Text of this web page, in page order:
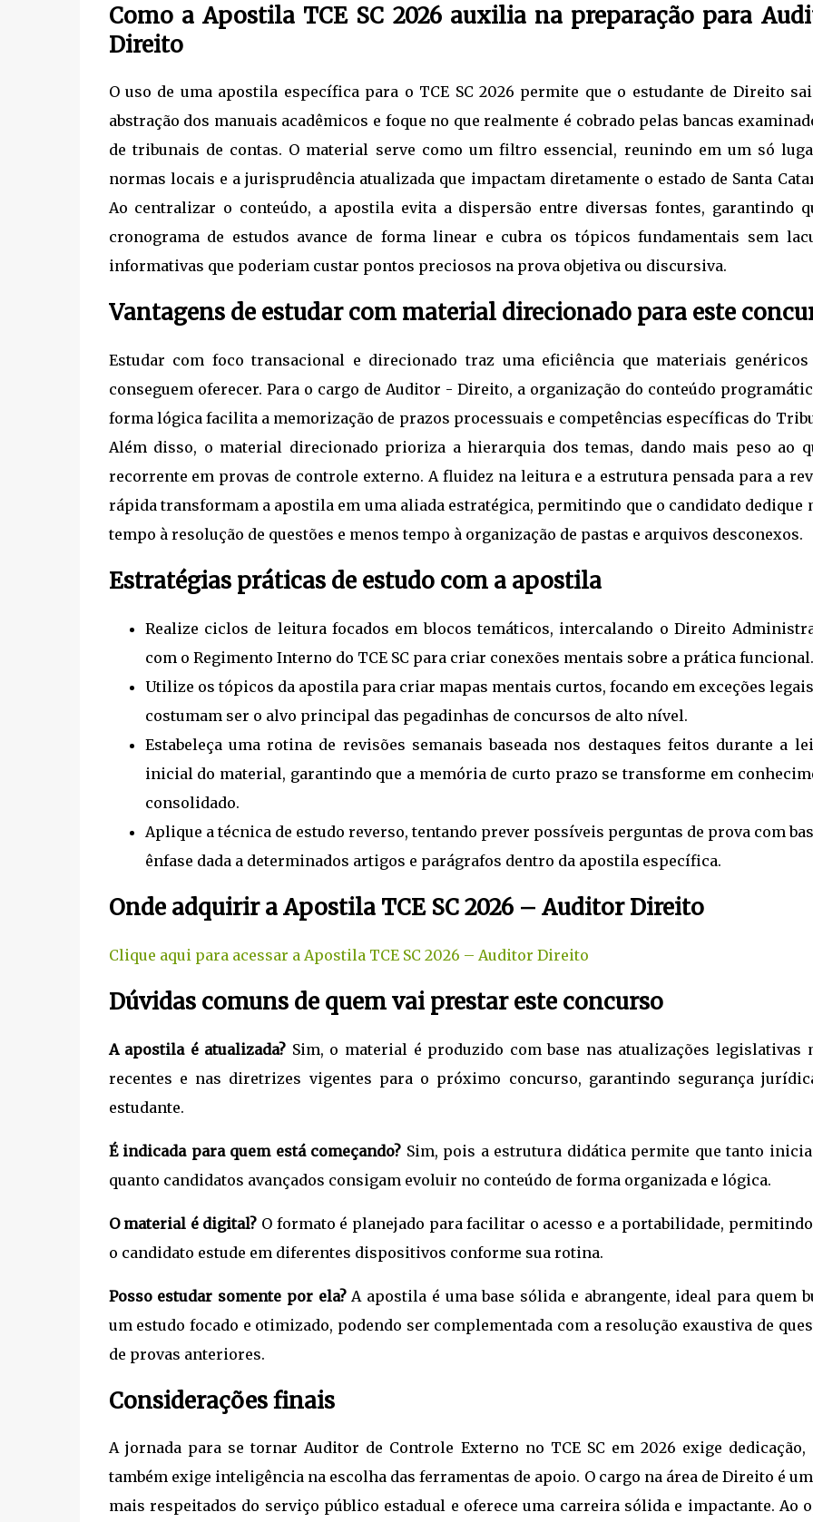
Como a Apostila TCE SC 2026 auxilia na preparação para
Direito
O uso de uma apostila específica para o TCE SC 2026 permite que o estudante de Direito
abstração dos manuais acadêmicos e foque no que realmente é cobrado pelas bancas
de tribunais de contas. O material serve como um filtro essencial, reunindo em um só
normas locais e a jurisprudência atualizada que impactam diretamente o estado de Santa
Ao centralizar o conteúdo, a apostila evita a dispersão entre diversas fontes, garantindo
cronograma de estudos avance de forma linear e cubra os tópicos fundamentais sem
informativas que poderiam custar pontos preciosos na prova objetiva ou discursiva.
Vantagens de estudar com material direcionado para este
Estudar com foco transacional e direcionado traz uma eficiência que materiais genéricos
conseguem oferecer. Para o cargo de Auditor - Direito, a organização do conteúdo
forma lógica facilita a memorização de prazos processuais e competências específicas do
Além disso, o material direcionado prioriza a hierarquia dos temas, dando mais peso ao
recorrente em provas de controle externo. A fluidez na leitura e a estrutura pensada para a
rápida transformam a apostila em uma aliada estratégica, permitindo que o candidato dedique
tempo à resolução de questões e menos tempo à organização de pastas e arquivos desconexos.
Estratégias práticas de estudo com a apostila
Realize ciclos de leitura focados em blocos temáticos, intercalando o Direito
com o Regimento Interno do TCE SC para criar conexões mentais sobre a prática funcional.
Utilize os tópicos da apostila para criar mapas mentais curtos, focando em exceções
costumam ser o alvo principal das pegadinhas de concursos de alto nível.
Estabeleça uma rotina de revisões semanais baseada nos destaques feitos durante a
inicial do material, garantindo que a memória de curto prazo se transforme em
consolidado.
Aplique a técnica de estudo reverso, tentando prever possíveis perguntas de prova com
ênfase dada a determinados artigos e parágrafos dentro da apostila específica.
Onde adquirir a Apostila TCE SC 2026 – Auditor Direito
Clique aqui para acessar a Apostila TCE SC 2026 – Auditor Direito
Dúvidas comuns de quem vai prestar este concurso
A apostila é atualizada? Sim, o material é produzido com base nas atualizações legislativas
recentes e nas diretrizes vigentes para o próximo concurso, garantindo segurança
estudante.
É indicada para quem está começando? Sim, pois a estrutura didática permite que tanto
quanto candidatos avançados consigam evoluir no conteúdo de forma organizada e lógica.
O material é digital? O formato é planejado para facilitar o acesso e a portabilidade,
o candidato estude em diferentes dispositivos conforme sua rotina.
Posso estudar somente por ela?A apostila é uma base sólida e abrangente, ideal para quem
um estudo focado e otimizado, podendo ser complementada com a resolução exaustiva de
de provas anteriores.
Considerações finais
A jornada para se tornar Auditor de Controle Externo no TCE SC em 2026 exige dedicação,
também exige inteligência na escolha das ferramentas de apoio. O cargo na área de Direito é
mais respeitados do serviço público estadual e oferece uma carreira sólida e impactante. Ao